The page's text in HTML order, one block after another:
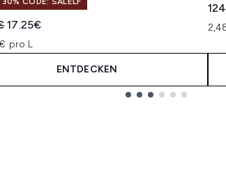
Preisempfehlung:
Aktueller Preis:
17.25€
pro L
ENTDECKEN